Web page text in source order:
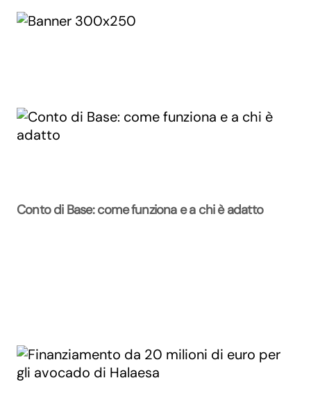
Conto di Base: come funziona e a chi è adatto